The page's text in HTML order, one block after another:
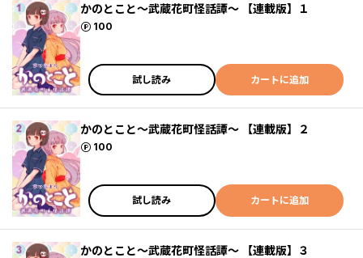
かのとこと～武蔵花町怪話譚～ 【連載版】１
100
ポイント
試し読み カートに追加
かのとこと～武蔵花町怪話譚～ 【連載版】２
100
ポイント
試し読み カートに追加
かのとこと～武蔵花町怪話譚～ 【連載版】３